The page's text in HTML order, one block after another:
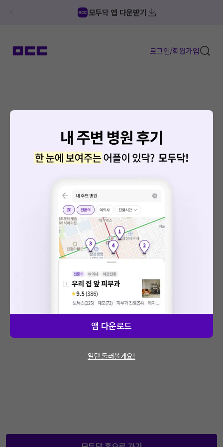
모두닥 앱 다운받기
로그인/회원가입
: 에러가 발생했습니다.
문제가 지속적으로 발생할 경우 모두닥 채널톡
을 통해 문의해주세요.
앱 다운로드
일단 둘러볼게요!